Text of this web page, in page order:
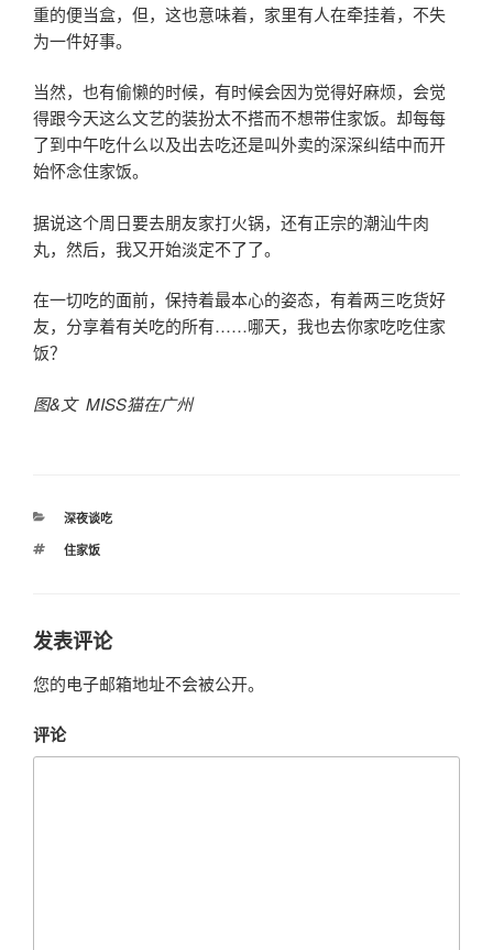
重的便当盒，但，这也意味着，家里有人在牵挂着，不失
为一件好事。
当然，也有偷懒的时候，有时候会因为觉得好麻烦，会觉
得跟今天这么文艺的装扮太不搭而不想带住家饭。却每每
了到中午吃什么以及出去吃还是叫外卖的深深纠结中而开
始怀念住家饭。
据说这个周日要去朋友家打火锅，还有正宗的潮汕牛肉
丸，然后，我又开始淡定不了了。
在一切吃的面前，保持着最本心的姿态，有着两三吃货好
友，分享着有关吃的所有……哪天，我也去你家吃吃住家
饭？
图&文 MISS猫在广州
分
深夜谈吃
标
住家饭
发表评论
您的电子邮箱地址不会被公开。
评论